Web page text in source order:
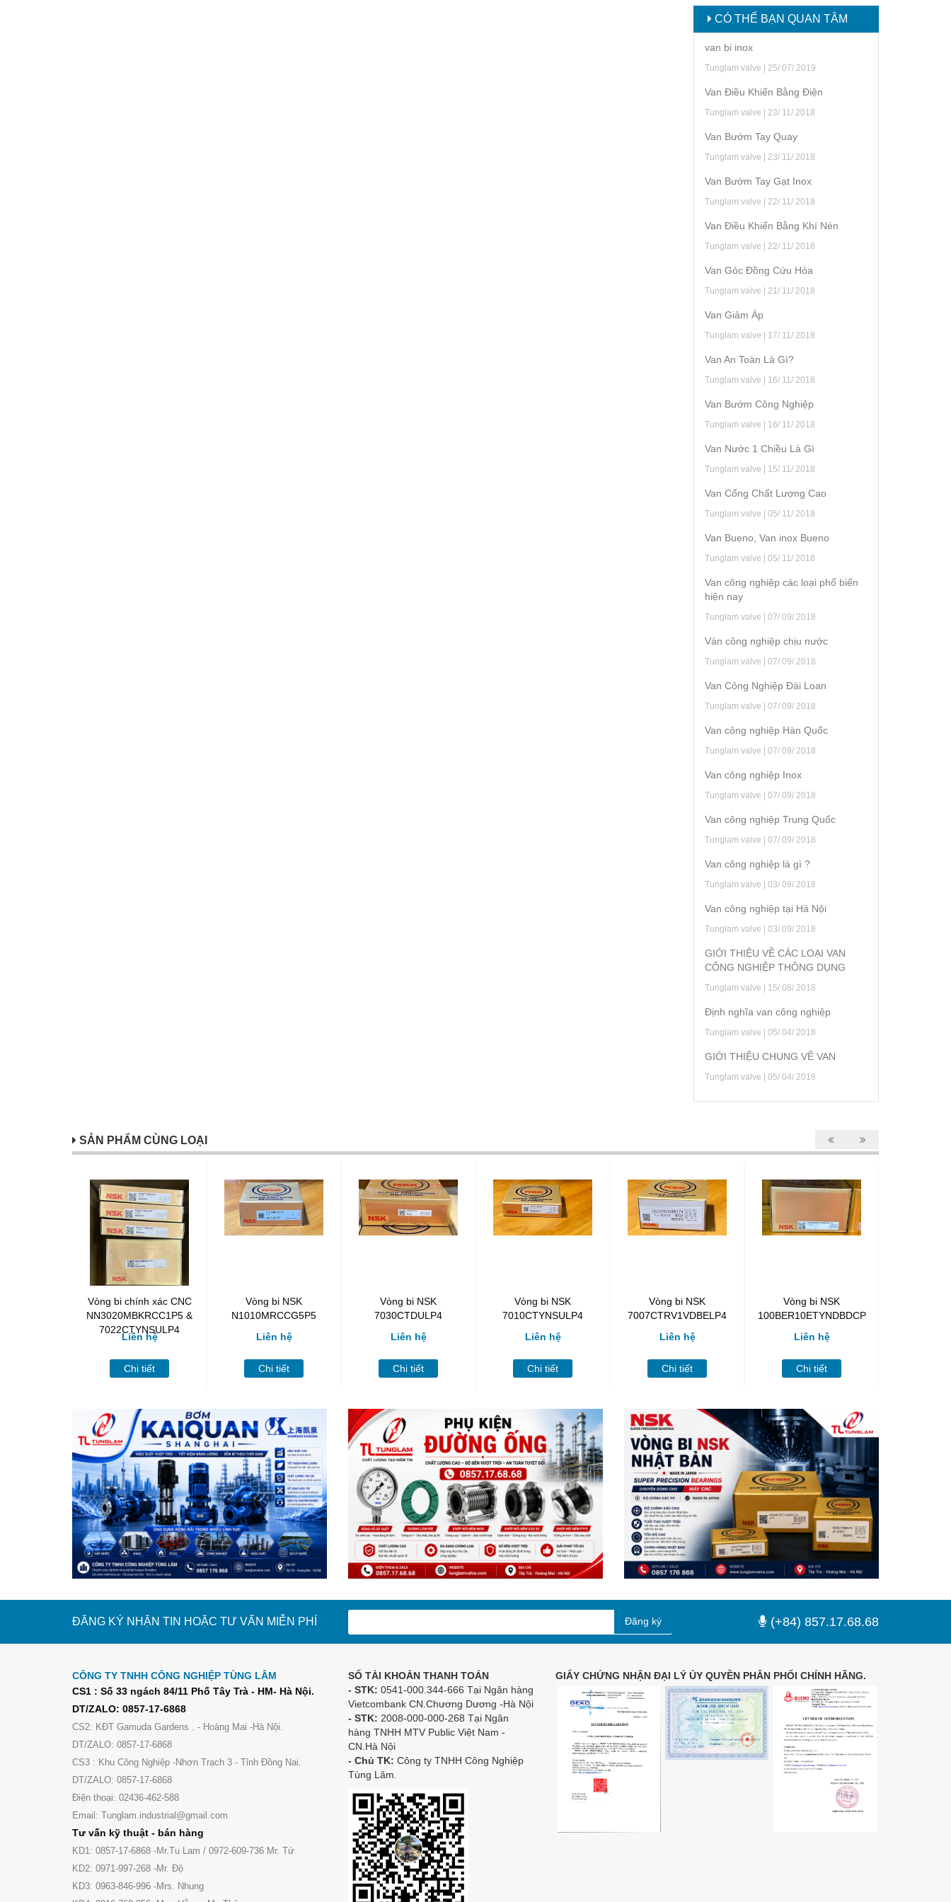
CÓ THỂ BẠN QUAN TÂM
van bi inox
Tunglam valve | 25/ 07/ 2019
Van Điều Khiển Bằng Điện
Tunglam valve | 23/ 11/ 2018
Van Bướm Tay Quay
Tunglam valve | 23/ 11/ 2018
Van Bướm Tay Gạt Inox
Tunglam valve | 22/ 11/ 2018
Van Điều Khiển Bằng Khí Nén
Tunglam valve | 22/ 11/ 2018
Van Góc Đồng Cứu Hỏa
Tunglam valve | 21/ 11/ 2018
Van Giảm Áp
Tunglam valve | 17/ 11/ 2018
Van An Toàn Là Gì?
Tunglam valve | 16/ 11/ 2018
Van Bướm Công Nghiệp
Tunglam valve | 16/ 11/ 2018
Van Nước 1 Chiều Là Gì
Tunglam valve | 15/ 11/ 2018
Van Cổng Chất Lượng Cao
Tunglam valve | 05/ 11/ 2018
Van Bueno, Van inox Bueno
Tunglam valve | 05/ 11/ 2018
Van công nghiệp các loại phổ biến
hiện nay
Tunglam valve | 07/ 09/ 2018
Ván công nghiệp chịu nước
Tunglam valve | 07/ 09/ 2018
Van Công Nghiệp Đài Loan
Tunglam valve | 07/ 09/ 2018
Van công nghiệp Hàn Quốc
Tunglam valve | 07/ 09/ 2018
Van công nghiệp Inox
Tunglam valve | 07/ 09/ 2018
Van công nghiệp Trung Quốc
Tunglam valve | 07/ 09/ 2018
Van công nghiệp là gì ?
Tunglam valve | 03/ 09/ 2018
Van công nghiệp tại Hà Nội
Tunglam valve | 03/ 09/ 2018
GIỚI THIỆU VỀ CÁC LOẠI VAN
CÔNG NGHIỆP THÔNG DỤNG
Tunglam valve | 15/ 08/ 2018
Định nghĩa van công nghiệp
Tunglam valve | 05/ 04/ 2018
GIỚI THIỆU CHUNG VỀ VAN
Tunglam valve | 05/ 04/ 2018
SẢN PHẨM CÙNG LOẠI
Vòng bi chính xác CNC
NN3020MBKRCC1P5 &
7022CTYNSULP4
Liên hệ
Chi tiết
Vòng bi NSK
N1010MRCCG5P5
Liên hệ
Chi tiết
Vòng bi NSK
7030CTDULP4
Liên hệ
Chi tiết
Vòng bi NSK
7010CTYNSULP4
Liên hệ
Chi tiết
Vòng bi NSK
7007CTRV1VDBELP4
Liên hệ
Chi tiết
Vòng bi NSK
100BER10ETYNDBDCP
Liên hệ
Chi tiết
ĐĂNG KÝ NHẬN TIN HOẶC TƯ VẤN MIỄN PHÍ Đăng ký (+84) 857.17.68.68
CÔNG TY TNHH CÔNG NGHIỆP TÙNG LÂM
CS1 : Số 33 ngách 84/11 Phố Tây Trà - HM- Hà Nội.
DT/ZALO: 0857-17-6868
CS2: KĐT Gamuda Gardens . - Hoàng Mai -Hà Nội.
DT/ZALO: 0857-17-6868
CS3 : Khu Công Nghiệp -Nhơn Trạch 3 - Tỉnh Đồng Nai.
DT/ZALO: 0857-17-6868
Điện thoại: 02436-462-588
Email: Tunglam.industrial@gmail.com
Tư vấn kỹ thuật - bán hàng
KD1: 0857-17-6868 -Mr.Tu Lam / 0972-609-736 Mr. Tứ
KD2: 0971-997-268 -Mr. Độ
KD3: 0963-846-996 -Mrs. Nhung
SỐ TÀI KHOẢN THANH TOÁN
- STK: 0541-000.344-666 Tại Ngân hàng
Vietcombank CN.Chương Dương -Hà Nội
- STK: 2008-000-000-268 Tại Ngân
hàng TNHH MTV Public Việt Nam -
CN.Hà Nội
- Chủ TK: Công ty TNHH Công Nghiệp
Tùng Lâm.
GIẤY CHỨNG NHẬN ĐẠI LÝ ỦY QUYỀN PHÂN PHỐI CHÍNH HÃNG.